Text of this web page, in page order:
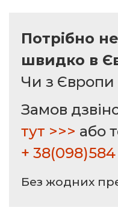
Потрібно
швидко в
Чи з Європи
Замов
тут >>> або
+
Без жодних